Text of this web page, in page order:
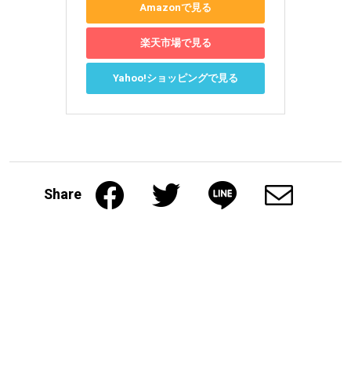
Amazonで見る
楽天市場で見る
Yahoo!ショッピングで見る
Share